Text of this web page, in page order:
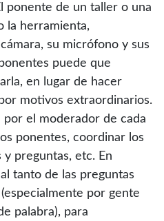
ponente de un taller o una
la herramienta,
su micrófono y sus
puede que
en lugar de hacer
motivos extraordinarios.
por el moderador de cada
ponentes, coordinar los
preguntas, etc. En
tanto de las preguntas
por gente
palabra), para